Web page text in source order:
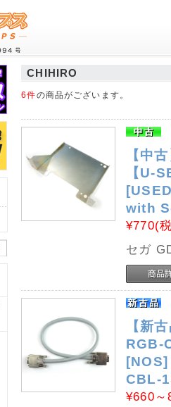
CHIHIRO
6件の商品がございます。
【中
【U-
with
¥770(
セガ
【新
RGB-
CBL-
¥660～